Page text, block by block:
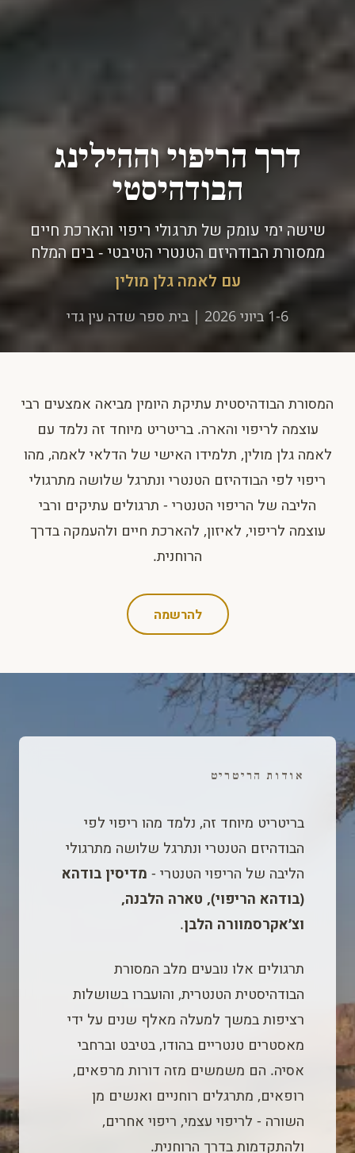
דרך הריפוי וההילינג
הבודהיסטי
שישה ימי עומק של תרגולי ריפוי והארכת חיים
ממסורת הבודהיזם הטנטרי הטיבטי - בים המלח
עם לאמה גלן מולין
1-6 ביוני 2026 | בית ספר שדה עין גדי
המסורת הבודהיסטית עתיקת היומין מביאה אמצעים רבי
עוצמה לריפוי והארה. בריטריט מיוחד זה נלמד עם
לאמה גלן מולין, תלמידו האישי של הדלאי לאמה, מהו
ריפוי לפי הבודהיזם הטנטרי ונתרגל שלושה מתרגולי
הליבה של הריפוי הטנטרי - תרגולים עתיקים ורבי
עוצמה לריפוי, לאיזון, להארכת חיים ולהעמקה בדרך
הרוחנית.
להרשמה
אודות הריטריט
בריטריט מיוחד זה, נלמד מהו ריפוי לפי
הבודהיזם הטנטרי ונתרגל שלושה מתרגולי
הליבה של הריפוי הטנטרי - מדיסין בודהא
(בודהא הריפוי), טארה הלבנה,
וצ׳אקרסמוורה הלבן.
תרגולים אלו נובעים מלב המסורת
הבודהיסטית הטנטרית, והועברו בשושלות
רציפות במשך למעלה מאלף שנים על ידי
מאסטרים טנטריים בהודו, בטיבט וברחבי
אסיה. הם משמשים מזה דורות מרפאים,
רופאים, מתרגלים רוחניים ואנשים מן
השורה - לריפוי עצמי, ריפוי אחרים,
ולהתקדמות בדרך הרוחנית.